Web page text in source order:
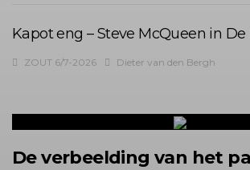
Kapot eng – Steve McQueen in
ZOUT 6/7-2026 Dieter van den Bergh
De verbeelding van het